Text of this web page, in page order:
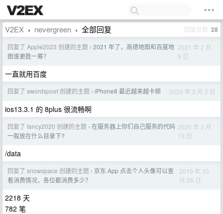
V2EX › nevergreen › 全部回复 回复总数 28
回复了 Apple2023 创建的主题 › 2021 年了，高德地图和百度地
图谁更胜一筹？
2021 年 2 月
9 日
一直就用百度
回复了 swordspoet 创建的主题 › iPhone8 最近越来越卡顿 2020 年 3 月 2 日
ios13.3.1 的 8plus 很流畅啊
回复了 fancy2020 创建的主题 › 在服务器上你们自己服务的代码
一般放在什么目录下?
2020 年 2 月
13 日
/data
回复了 snowspace 创建的主题 › 京东 App 点击个人头像可以查
看消费情况，各位都消费多少？
2019 年 10
月 26 日
2218 天
782 笔